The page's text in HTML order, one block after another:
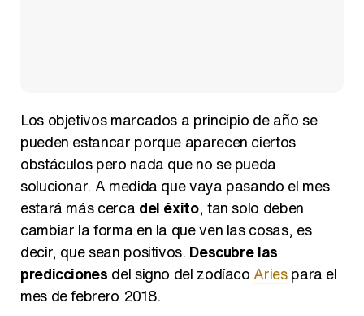
Los objetivos marcados a principio de año se
pueden estancar porque aparecen ciertos
obstáculos pero nada que no se pueda
solucionar. A medida que vaya pasando el mes
estará más cerca del éxito, tan solo deben
cambiar la forma en la que ven las cosas, es
decir, que sean positivos. Descubre las
predicciones del signo del zodíacoAriespara el
mes de febrero 2018.